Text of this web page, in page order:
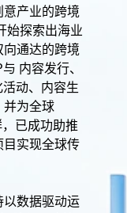
产业的跨境
始探索出海业
通达的跨境
内容发行、
动、内容生
并为全球
已成功助推
目实现全球传
以数据驱动运